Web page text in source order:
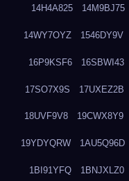
14H4A825 14M9BJ75
14WY7OYZ 1546DY9V
16P9KSF6 16SBWI43
17SO7X9S 17UXEZ2B
18UVF9V8 19CWX8Y9
19YDYQRW 1AU5Q96D
1BI91YFQ 1BNJXLZ0